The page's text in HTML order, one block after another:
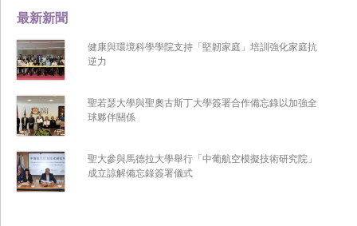
最新新聞
健康與環境科學學院支持「堅韌家庭」培訓強化家庭抗
逆力
聖若瑟大學與聖奧古斯丁大學簽署合作備忘錄以加強全
球夥伴關係
聖大參與馬德拉大學舉行「中葡航空模擬技術研究院」
成立諒解備忘錄簽署儀式